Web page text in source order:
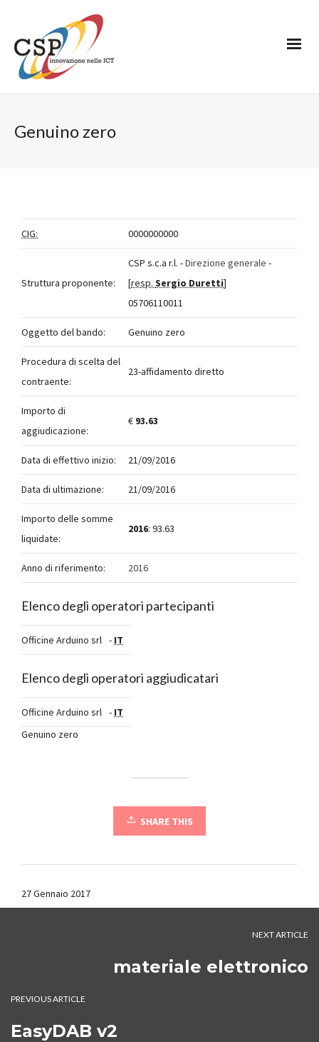
Genuino zero
CIG: 0000000000
Struttura proponente:
CSP s.c.a r.l. -Direzione generale -
[resp. Sergio Duretti]
05706110011
Oggetto del bando: Genuino zero
Procedura di scelta del
contraente:
23-affidamento diretto
Importo di
aggiudicazione:
€ 93.63
Data di effettivo inizio: 21/09/2016
Data di ultimazione: 21/09/2016
Importo delle somme
liquidate:
2016: 93.63
Anno di riferimento: 2016
Elenco degli operatori partecipanti
Officine Arduino srl - IT
Elenco degli operatori aggiudicatari
Officine Arduino srl - IT
Genuino zero
SHARE THIS
27 Gennaio 2017
NEXT ARTICLE
materiale elettronico
PREVIOUS ARTICLE
EasyDAB v2